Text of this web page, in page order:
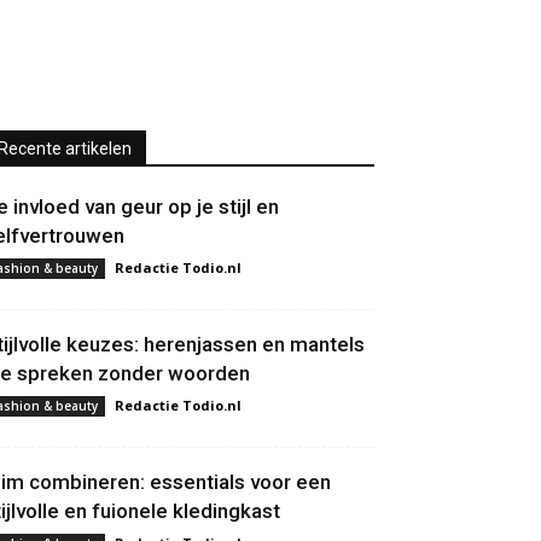
Recente artikelen
invloed van geur op je stijl en
& beauty Redactie Todio.nl
keuzes: herenjassen en mantels
spreken zonder woorden
& beauty Redactie Todio.nl
combineren: essentials voor een
en fuionele kledingkast